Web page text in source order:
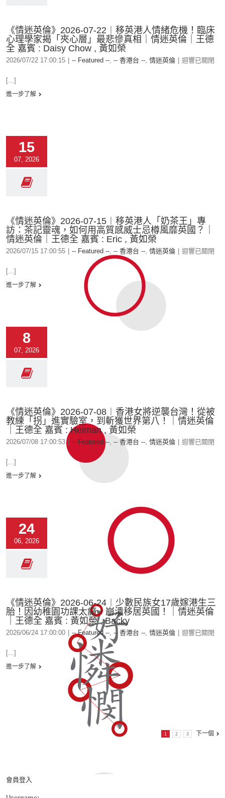
《情迷英倫》2026-07-22︱移英港人情緒危機！臨床
心理學家揭「夾心層」最悲慘真相｜情迷英倫｜王德
全 嘉賓 : Daisy Chow , 黃如榮
2026/07/22 17:00:15 -- Featured --, -- 香港台 --, 情迷英倫 迴響已關閉
[...]
進一步了解
15
07, 2026
《情迷英倫》2026-07-15︱移英港人「奶茶王」專
訪：茶記靈魂，如何用高質感威士忌樽風靡英國？｜
情迷英倫｜王德全 嘉賓 : Eric , 黃如榮
2026/07/15 17:00:55 -- Featured --, -- 香港台 --, 情迷英倫 迴響已關閉
[...]
進一步了解
8
07, 2026
《情迷英倫》2026-07-08︱香港女將逆襲台灣！從被
教練「拐」進實驗室，到斬獲世界第八！｜情迷英倫
｜王德全 嘉賓 : Heiman , 黃如榮
2026/07/08 17:00:53 -- Featured --, -- 香港台 --, 情迷英倫 迴響已關閉
[...]
進一步了解
24
06, 2026
《情迷英倫》2026-06-24︱少數民族女17歲嫁港生三
胎！因幼稚園功課太癲，崩潰移居英國！｜情迷英倫
｜王德全 嘉賓 : 黃如榮 , Backy
2026/06/24 17:00:00 -- Featured --, -- 香港台 --, 情迷英倫 迴響已關閉
[...]
進一步了解
1 2 3 下一個
會員登入